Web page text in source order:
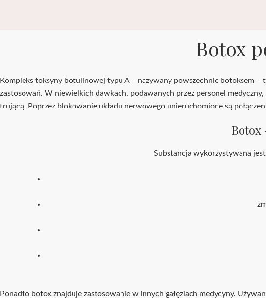
Botox
Kompleks toksyny botulinowej typu A – nazywany powszechnie botoksem
zastosowań. W niewielkich dawkach, podawanych przez personel
Botox
Substancja wykorzystywana
Ponadto botox znajduje zastosowanie w innych gałęziach medycyny.